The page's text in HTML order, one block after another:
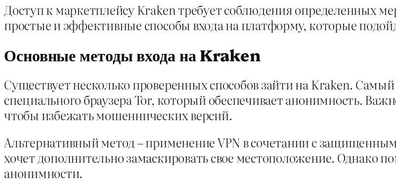
Доступ к маркетплейсу Kraken требует соблюдения определенных
простые и эффективные способы входа на платформу, которые
Основные методы входа на Kraken
Существует несколько проверенных способов зайти на Kraken.
специального браузера Tor, который обеспечивает анонимность.
чтобы избежать мошеннических версий.
Альтернативный метод – применение VPN в сочетании с
хочет дополнительно замаскировать свое местоположение. Однако
анонимности.